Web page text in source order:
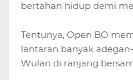
bertahan hidup demi
Tentunya, Open BO
lantaran banyak
Wulan di ranjang